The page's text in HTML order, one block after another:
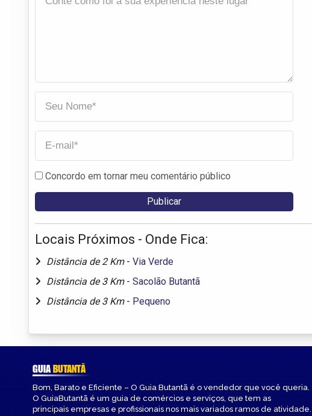
Concordo em tornar meu comentário público
Locais Próximos - Onde Fica:
Distância de 2 Km - Via Verde
Distância de 3 Km - Sacolão Butantã
Distância de 3 Km - Pequeno
GUIABUTANTÃ
Bom, Barato e Eficiente – O Guia Butantã é o vendedor que você queria.
O GuiaButantã é um guia de comércios e serviços, que tem as
principais empresas e profissionais nos mais variados ramos de atividade.